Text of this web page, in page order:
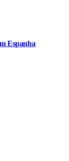
Espanha